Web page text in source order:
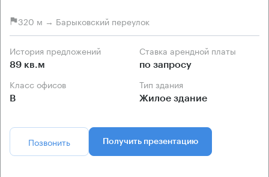
320 м → Барыковский переулок
История предложений
89 кв.м
Ставка арендной платы
по запросу
Класс офисов
B
Тип здания
Жилое здание
Позвонить Получить презентацию